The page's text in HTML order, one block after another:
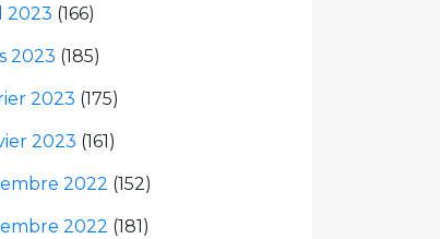
2023 (166)
2023 (185)
2023 (175)
2023 (161)
2022 (152)
2022 (181)